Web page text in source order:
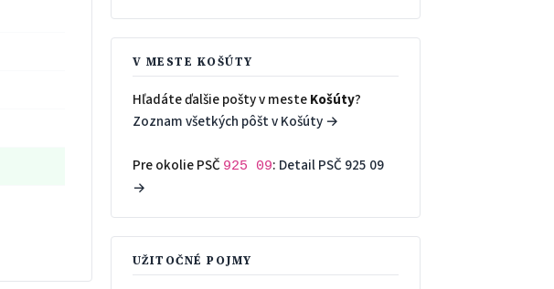
V MESTE KOŠÚTY
Hľadáte ďalšie pošty v mesteKošúty?
Zoznam všetkých pôšt v Košúty →
Pre okolie PSČ 925 09: Detail PSČ 925 09
→
UŽITOČNÉ POJMY